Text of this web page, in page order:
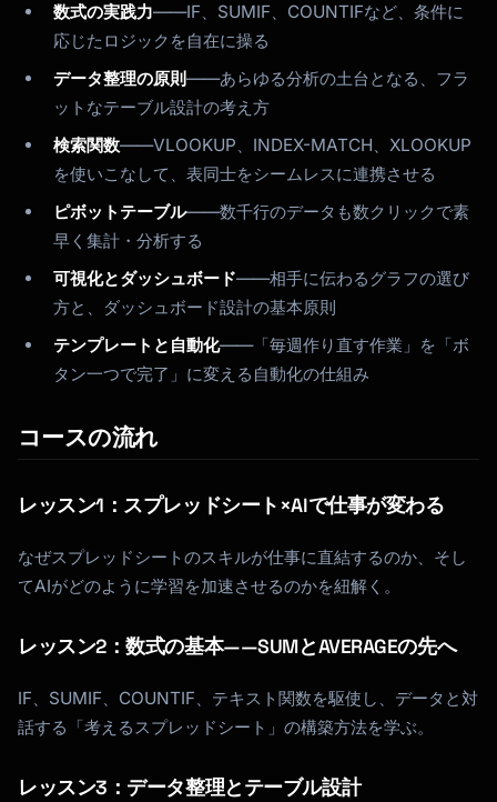
数式の実践力——IF、SUMIF、COUNTIFなど、条件に
応じたロジックを自在に操る
データ整理の原則——あらゆる分析の土台となる、フラ
ットなテーブル設計の考え方
検索関数——VLOOKUP、INDEX-MATCH、XLOOKUP
を使いこなして、表同士をシームレスに連携させる
ピボットテーブル——数千行のデータも数クリックで素
早く集計・分析する
可視化とダッシュボード——相手に伝わるグラフの選び
方と、ダッシュボード設計の基本原則
テンプレートと自動化——「毎週作り直す作業」を「ボ
タン一つで完了」に変える自動化の仕組み
コースの流れ
レッスン1：スプレッドシート×AIで仕事が変わる
なぜスプレッドシートのスキルが仕事に直結するのか、そし
てAIがどのように学習を加速させるのかを紐解く。
レッスン2：数式の基本——SUMとAVERAGEの先へ
IF、SUMIF、COUNTIF、テキスト関数を駆使し、データと対
話する「考えるスプレッドシート」の構築方法を学ぶ。
レッスン3：データ整理とテーブル設計